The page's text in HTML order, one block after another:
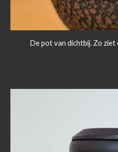
De pot van dichtbij. Zo